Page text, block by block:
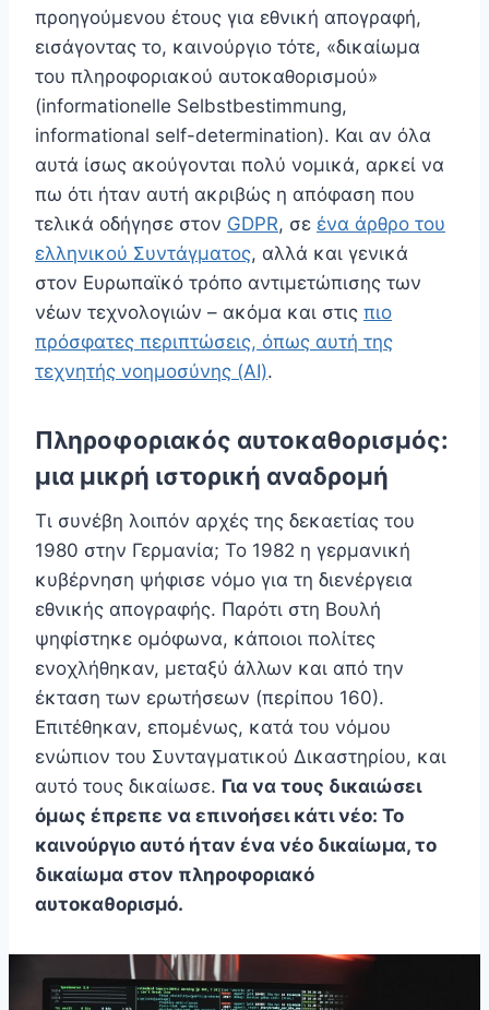
προηγούμενου έτους για εθνική απογραφή,
εισάγοντας το, καινούργιο τότε, «δικαίωμα
του πληροφοριακού αυτοκαθορισμού»
(informationelle Selbstbestimmung,
informational self-determination). Και αν όλα
αυτά ίσως ακούγονται πολύ νομικά, αρκεί να
πω ότι ήταν αυτή ακριβώς η απόφαση που
τελικά οδήγησε στον GDPR, σε ένα άρθρο του
ελληνικού Συντάγματος, αλλά και γενικά
στον Ευρωπαϊκό τρόπο αντιμετώπισης των
νέων τεχνολογιών – ακόμα και στις πιο
πρόσφατες περιπτώσεις, όπως αυτή της
τεχνητής νοημοσύνης (AI).
Πληροφοριακός αυτοκαθορισμός:
μια μικρή ιστορική αναδρομή
Τι συνέβη λοιπόν αρχές της δεκαετίας του
1980 στην Γερμανία; Το 1982 η γερμανική
κυβέρνηση ψήφισε νόμο για τη διενέργεια
εθνικής απογραφής. Παρότι στη Βουλή
ψηφίστηκε ομόφωνα, κάποιοι πολίτες
ενοχλήθηκαν, μεταξύ άλλων και από την
έκταση των ερωτήσεων (περίπου 160).
Επιτέθηκαν, επομένως, κατά του νόμου
ενώπιον του Συνταγματικού Δικαστηρίου, και
αυτό τους δικαίωσε. Για να τους δικαιώσει
όμως έπρεπε να επινοήσει κάτι νέο: Το
καινούργιο αυτό ήταν ένα νέο δικαίωμα, το
δικαίωμα στον πληροφοριακό
αυτοκαθορισμό.